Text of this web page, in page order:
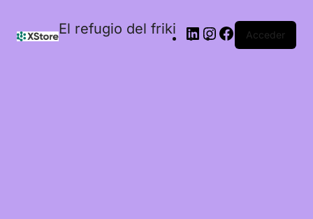
El refugio del friki Acceder